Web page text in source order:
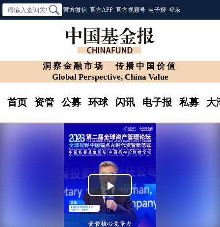
官方微信 官方APP 官方视频号 电子报 登录
洞察金融市场
传播中国价值
Global Perspective, China Value
首页 资管 公募 环球 闪讯 电子报 私募 大
Play
Video